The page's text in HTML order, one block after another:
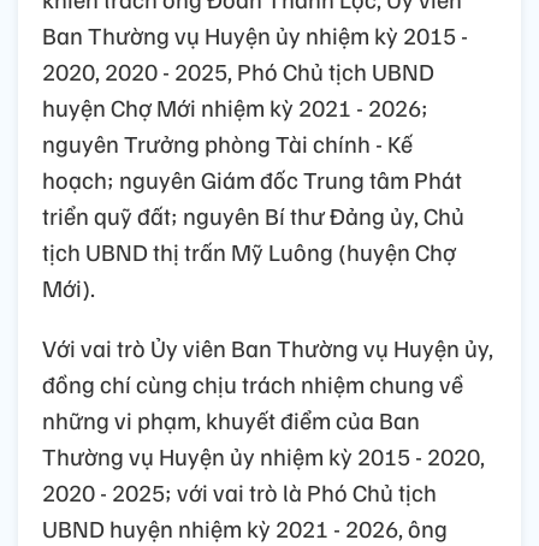
Ban Thường vụ Huyện ủy nhiệm kỳ 2015 -
2020, 2020 - 2025, Phó Chủ tịch UBND
huyện Chợ Mới nhiệm kỳ 2021 - 2026;
nguyên Trưởng phòng Tài chính - Kế
hoạch; nguyên Giám đốc Trung tâm Phát
triển quỹ đất; nguyên Bí thư Đảng ủy, Chủ
tịch UBND thị trấn Mỹ Luông (huyện Chợ
Mới).
Với vai trò Ủy viên Ban Thường vụ Huyện ủy,
đồng chí cùng chịu trách nhiệm chung về
những vi phạm, khuyết điểm của Ban
Thường vụ Huyện ủy nhiệm kỳ 2015 - 2020,
2020 - 2025; với vai trò là Phó Chủ tịch
UBND huyện nhiệm kỳ 2021 - 2026, ông